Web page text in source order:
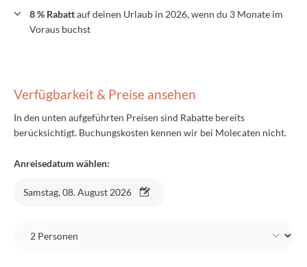
8 % Rabattauf deinen Urlaub in 2026, wenn du 3 Monate im
Voraus buchst
Verfügbarkeit & Preise ansehen
In den unten aufgeführten Preisen sind Rabatte bereits
berücksichtigt. Buchungskosten kennen wir bei Molecaten nicht.
Anreisedatum wählen:
Samstag, 08. August 2026